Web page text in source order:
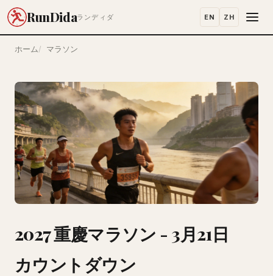
RunDidaランディダ EN ZH
ホーム マラソン
2027 重慶マラソン - 3月21日
カウントダウン